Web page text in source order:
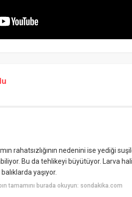
rahatsızlığının nedenini ise yediği
Bu da tehlikeyi büyütüyor. Larva
yaşıyor.
tamamını burada okuyun: sondakika.com